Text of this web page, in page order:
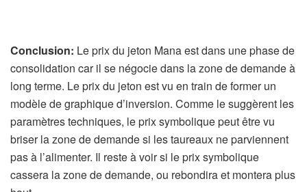
Conclusion: Le prix du jeton Mana est dans une phase de
consolidation car il se négocie dans la zone de demande à
long terme. Le prix du jeton est vu en train de former un
modèle de graphique d’inversion. Comme le suggèrent les
paramètres techniques, le prix symbolique peut être vu
briser la zone de demande si les taureaux ne parviennent
pas à l’alimenter. Il reste à voir si le prix symbolique
cassera la zone de demande, ou rebondira et montera plus